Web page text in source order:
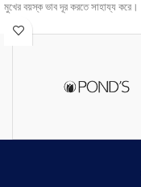
মুখের বয়স্ক ভাব দূর করতে সাহায্য করে।
ত্বকের কালো ও বাদামি দাগ দূর করবে।
যাদের স্কিনে গর্ত রয়েছে তাদের
বয়সের ছোপ কমাতে সাহায্য করবে